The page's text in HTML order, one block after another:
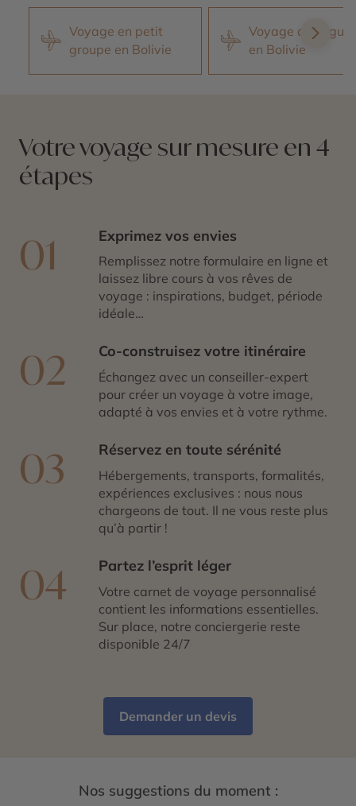
Voyage en petit
groupe en Bolivie
Voyage avec
en Bolivie
Votre voyage sur mesure en 4
étapes
01 Exprimez vos envies
Remplissez notre formulaire en ligne et
laissez libre cours à vos rêves de
voyage : inspirations, budget, période
idéale…
02 Co-construisez votre itinéraire
Échangez avec un conseiller-expert
pour créer un voyage à votre image,
adapté à vos envies et à votre rythme.
03 Réservez en toute sérénité
Hébergements, transports, formalités,
expériences exclusives : nous nous
chargeons de tout. Il ne vous reste plus
qu’à partir !
04 Partez l’esprit léger
Votre carnet de voyage personnalisé
contient les informations essentielles.
Sur place, notre conciergerie reste
disponible 24/7
Demander un devis
Nos suggestions du moment :